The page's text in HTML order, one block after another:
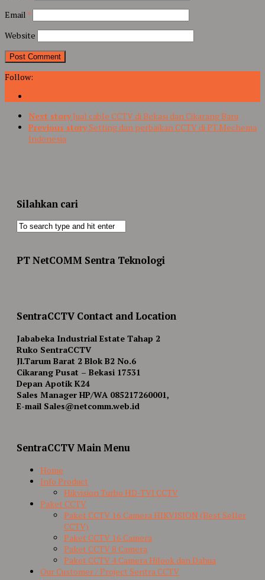
Email *
Website
Follow:
Next story Jual cable CCTV di Bekasi dan Cikarang Baru
Previous story Setting dan perbaikan CCTV di PT.Mechema
Indonesia
Silahkan cari
PT NetCOMM Sentra Teknologi
SentraCCTV Contact and Location
Jababeka Industrial Estate Tahap 2
Ruko SentraCCTV
Jl.Tarum Barat 2 Blok B2 No.6
Cikarang Pusat – Bekasi 17531
Depan Apotik K24
Sales Manager HP/WA 085217260001,
E-mail Sales@netcomm.web.id
SentraCCTV Main Menu
Home
Info Product
Hikvision Turbo HD-TVI CCTV
Paket CCTV
Paket CCTV 16 Camera HIKVISION (Best Seller
CCTV)
Paket CCTV 16 Camera
Paket CCTV 8 Camera
Paket CCTV 4 Camera Hilook dan Dahua
Our Customer / Project Sentra CCTV